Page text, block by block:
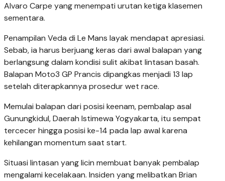
Alvaro Carpe yang menempati urutan ketiga klasemen
sementara.
Penampilan Veda di Le Mans layak mendapat apresiasi.
Sebab, ia harus berjuang keras dari awal balapan yang
berlangsung dalam kondisi sulit akibat lintasan basah.
Balapan Moto3 GP Prancis dipangkas menjadi 13 lap
setelah diterapkannya prosedur wet race.
Memulai balapan dari posisi keenam, pembalap asal
Gunungkidul, Daerah Istimewa Yogyakarta, itu sempat
tercecer hingga posisi ke-14 pada lap awal karena
kehilangan momentum saat start.
Situasi lintasan yang licin membuat banyak pembalap
mengalami kecelakaan. Insiden yang melibatkan Brian